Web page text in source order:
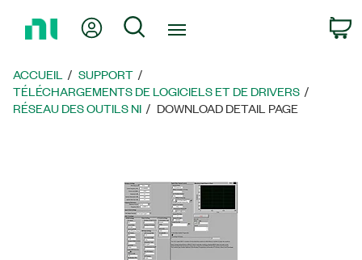
page
d’accueil
Mon compteRechercher
ACCUEIL
SUPPORT
TÉLÉCHARGEMENTS DE LOGICIELS ET DE DRIVERS
RÉSEAU DES OUTILS NI
DOWNLOAD DETAIL PAGE